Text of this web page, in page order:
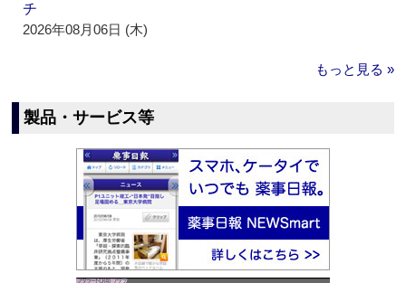
チ
2026年08月06日 (木)
もっと見る »
製品・サービス等